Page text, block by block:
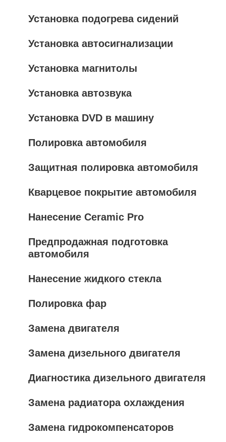
Установка подогрева сидений
Установка автосигнализации
Установка магнитолы
Установка автозвука
Установка DVD в машину
Полировка автомобиля
Защитная полировка автомобиля
Кварцевое покрытие автомобиля
Нанесение Ceramic Pro
Предпродажная подготовка
автомобиля
Нанесение жидкого стекла
Полировка фар
Замена двигателя
Замена дизельного двигателя
Диагностика дизельного двигателя
Замена радиатора охлаждения
Замена гидрокомпенсаторов